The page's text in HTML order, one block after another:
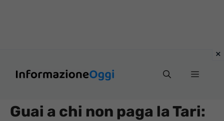
Menu
Guai a chi non paga la Tari: